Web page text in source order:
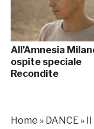
All’Amnesia
ospite speciale
Recondite
Home » DANCE»